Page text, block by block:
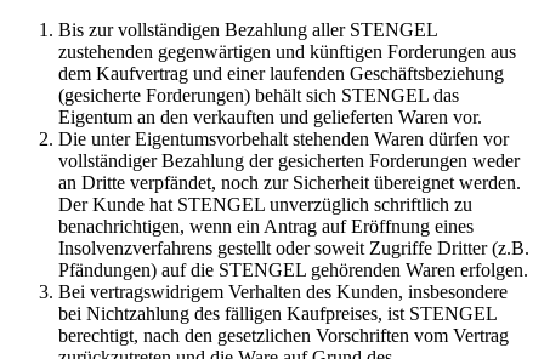
Bis zur vollständigen Bezahlung aller STENGEL
zustehenden gegenwärtigen und künftigen Forderungen aus
dem Kaufvertrag und einer laufenden Geschäftsbeziehung
(gesicherte Forderungen) behält sich STENGEL das
Eigentum an den verkauften und gelieferten Waren vor.
Die unter Eigentumsvorbehalt stehenden Waren dürfen vor
vollständiger Bezahlung der gesicherten Forderungen weder
an Dritte verpfändet, noch zur Sicherheit übereignet werden.
Der Kunde hat STENGEL unverzüglich schriftlich zu
benachrichtigen, wenn ein Antrag auf Eröffnung eines
Insolvenzverfahrens gestellt oder soweit Zugriffe Dritter (z.B.
Pfändungen) auf die STENGEL gehörenden Waren erfolgen.
Bei vertragswidrigem Verhalten des Kunden, insbesondere
bei Nichtzahlung des fälligen Kaufpreises, ist STENGEL
berechtigt, nach den gesetzlichen Vorschriften vom Vertrag